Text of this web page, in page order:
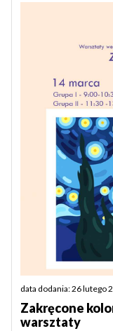
data dodania: 26 lutego
Zakręcone
warsztaty